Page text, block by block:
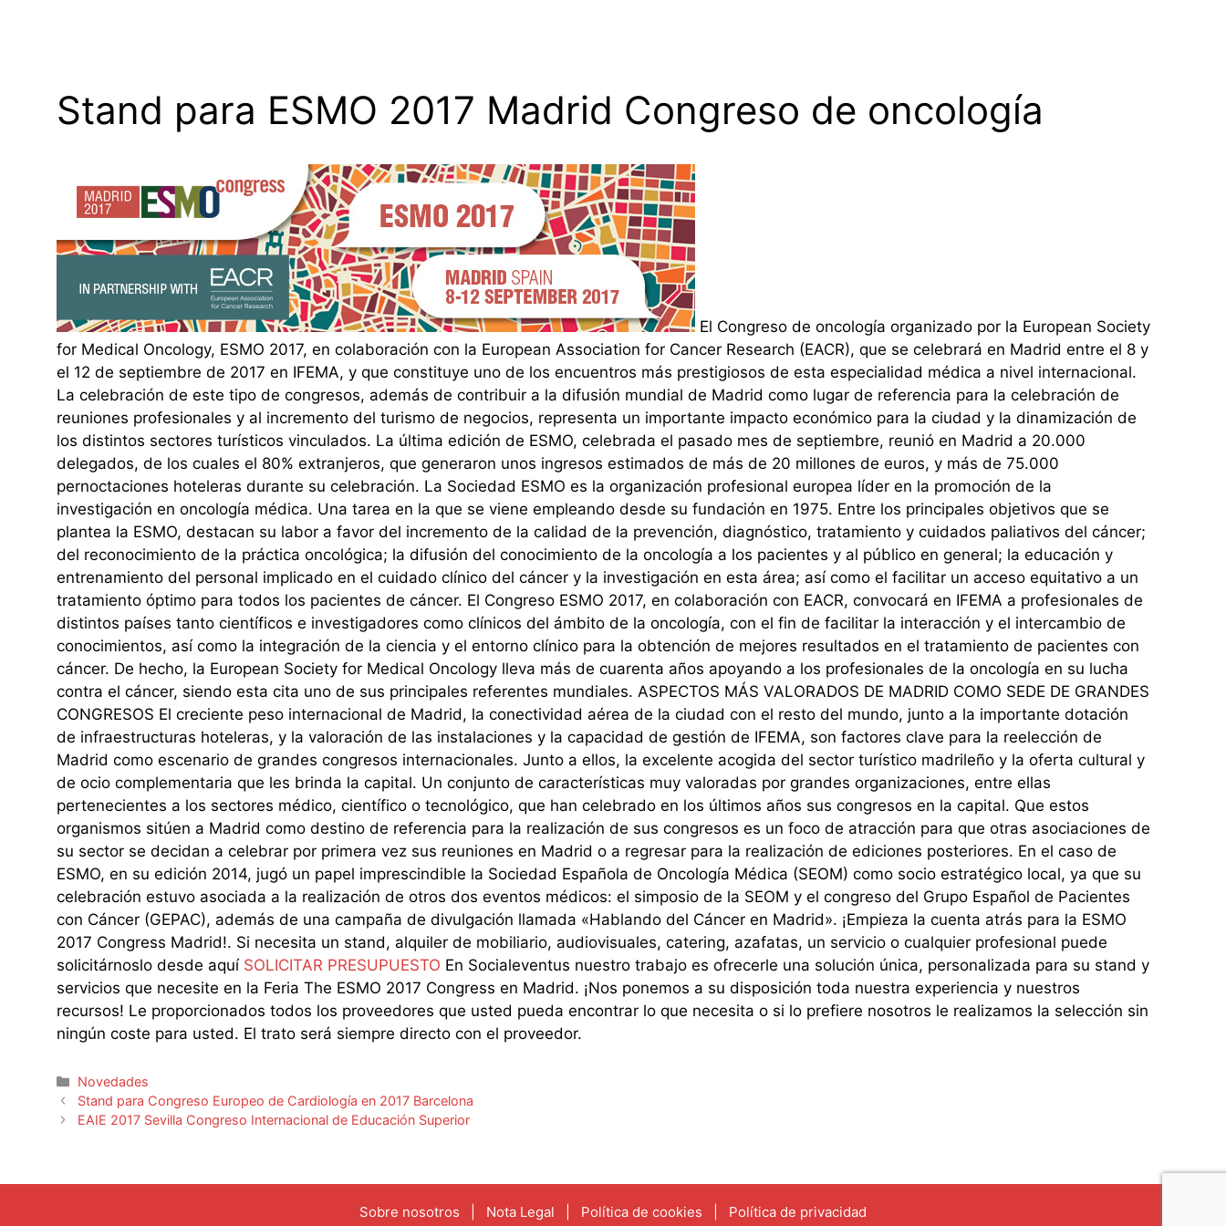
Stand para ESMO 2017 Madrid Congreso de oncología
El Congreso de oncología organizado por la European Society
for Medical Oncology, ESMO 2017, en colaboración con la European Association for Cancer Research (EACR), que se celebrará en Madrid entre el 8 y
el 12 de septiembre de 2017 en IFEMA, y que constituye uno de los encuentros más prestigiosos de esta especialidad médica a nivel internacional.
La celebración de este tipo de congresos, además de contribuir a la difusión mundial de Madrid como lugar de referencia para la celebración de
reuniones profesionales y al incremento del turismo de negocios, representa un importante impacto económico para la ciudad y la dinamización de
los distintos sectores turísticos vinculados. La última edición de ESMO, celebrada el pasado mes de septiembre, reunió en Madrid a 20.000
delegados, de los cuales el 80% extranjeros, que generaron unos ingresos estimados de más de 20 millones de euros, y más de 75.000
pernoctaciones hoteleras durante su celebración. La Sociedad ESMO es la organización profesional europea líder en la promoción de la
investigación en oncología médica. Una tarea en la que se viene empleando desde su fundación en 1975. Entre los principales objetivos que se
plantea la ESMO, destacan su labor a favor del incremento de la calidad de la prevención, diagnóstico, tratamiento y cuidados paliativos del cáncer;
del reconocimiento de la práctica oncológica; la difusión del conocimiento de la oncología a los pacientes y al público en general; la educación y
entrenamiento del personal implicado en el cuidado clínico del cáncer y la investigación en esta área; así como el facilitar un acceso equitativo a un
tratamiento óptimo para todos los pacientes de cáncer. El Congreso ESMO 2017, en colaboración con EACR, convocará en IFEMA a profesionales de
distintos países tanto científicos e investigadores como clínicos del ámbito de la oncología, con el fin de facilitar la interacción y el intercambio de
conocimientos, así como la integración de la ciencia y el entorno clínico para la obtención de mejores resultados en el tratamiento de pacientes con
cáncer. De hecho, la European Society for Medical Oncology lleva más de cuarenta años apoyando a los profesionales de la oncología en su lucha
contra el cáncer, siendo esta cita uno de sus principales referentes mundiales. ASPECTOS MÁS VALORADOS DE MADRID COMO SEDE DE GRANDES
CONGRESOS El creciente peso internacional de Madrid, la conectividad aérea de la ciudad con el resto del mundo, junto a la importante dotación
de infraestructuras hoteleras, y la valoración de las instalaciones y la capacidad de gestión de IFEMA, son factores clave para la reelección de
Madrid como escenario de grandes congresos internacionales. Junto a ellos, la excelente acogida del sector turístico madrileño y la oferta cultural y
de ocio complementaria que les brinda la capital. Un conjunto de características muy valoradas por grandes organizaciones, entre ellas
pertenecientes a los sectores médico, científico o tecnológico, que han celebrado en los últimos años sus congresos en la capital. Que estos
organismos sitúen a Madrid como destino de referencia para la realización de sus congresos es un foco de atracción para que otras asociaciones de
su sector se decidan a celebrar por primera vez sus reuniones en Madrid o a regresar para la realización de ediciones posteriores. En el caso de
ESMO, en su edición 2014, jugó un papel imprescindible la Sociedad Española de Oncología Médica (SEOM) como socio estratégico local, ya que su
celebración estuvo asociada a la realización de otros dos eventos médicos: el simposio de la SEOM y el congreso del Grupo Español de Pacientes
con Cáncer (GEPAC), además de una campaña de divulgación llamada «Hablando del Cáncer en Madrid». ¡Empieza la cuenta atrás para la ESMO
2017 Congress Madrid!. Si necesita un stand, alquiler de mobiliario, audiovisuales, catering, azafatas, un servicio o cualquier profesional puede
solicitárnoslo desde aquí SOLICITAR PRESUPUESTO En Socialeventus nuestro trabajo es ofrecerle una solución única, personalizada para su stand y
servicios que necesite en la Feria The ESMO 2017 Congress en Madrid. ¡Nos ponemos a su disposición toda nuestra experiencia y nuestros
recursos! Le proporcionados todos los proveedores que usted pueda encontrar lo que necesita o si lo prefiere nosotros le realizamos la selección sin
ningún coste para usted. El trato será siempre directo con el proveedor.
Categorías
Novedades
Stand para Congreso Europeo de Cardiología en 2017 Barcelona
EAIE 2017 Sevilla Congreso Internacional de Educación Superior
Sobre nosotros Nota Legal Política de cookies Política de privacidad